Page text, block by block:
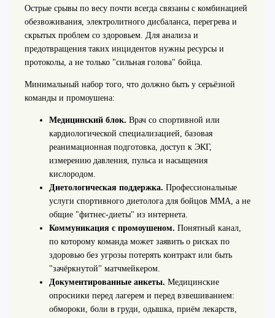
Острые срывы по весу почти всегда связаны с комбинацией
обезвоживания, электролитного дисбаланса, перегрева и
скрытых проблем со здоровьем. Для анализа и
предотвращения таких инцидентов нужны ресурсы и
протоколы, а не только "сильная голова" бойца.
Минимальный набор того, что должно быть у серьёзной
команды и промоушена:
Медицинский блок. Врач со спортивной или
кардиологической специализацией, базовая
реанимационная подготовка, доступ к ЭКГ,
измерению давления, пульса и насыщения
кислородом.
Диетологическая поддержка. Профессиональные
услуги спортивного диетолога для бойцов ММА, а не
общие "фитнес-диеты" из интернета.
Коммуникация с промоушеном. Понятный канал,
по которому команда может заявить о рисках по
здоровью без угрозы потерять контракт или быть
"зачёркнутой" матчмейкером.
Документированные анкеты. Медицинские
опросники перед лагерем и перед взвешиванием:
обмороки, боли в груди, одышка, приём лекарств,